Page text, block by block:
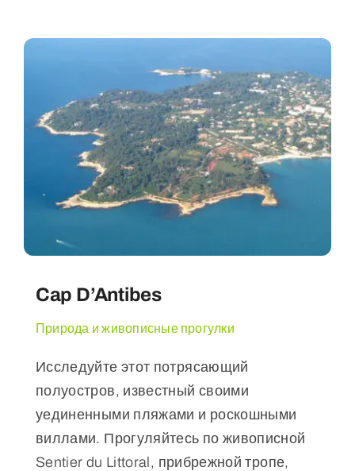
Cap D’Antibes
Природа и живописные прогулки
Исследуйте этот потрясающий
полуостров, известный своими
уединенными пляжами и роскошными
виллами. Прогуляйтесь по живописной
Sentier du Littoral, прибрежной тропе,